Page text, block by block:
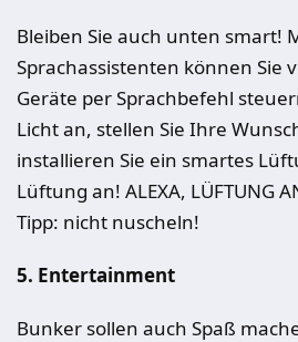
Bleiben Sie auch unten smart!
Sprachassistenten können Sie
Geräte per Sprachbefehl
Licht an, stellen Sie Ihre
installieren Sie ein smartes
Lüftung an! ALEXA, LÜFTUNG
Tipp: nicht nuscheln!
5. Entertainment
Bunker sollen auch Spaß